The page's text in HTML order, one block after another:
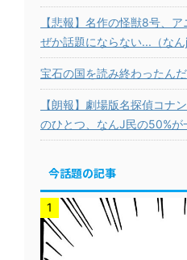
【悲報】名作の怪獣8号、
ぜか話題にならない...（なんj
宝石の国を読み終わったんだ
【朗報】劇場版名探偵コナ
のひとつ、なんJ民の50%が
今話題の記事